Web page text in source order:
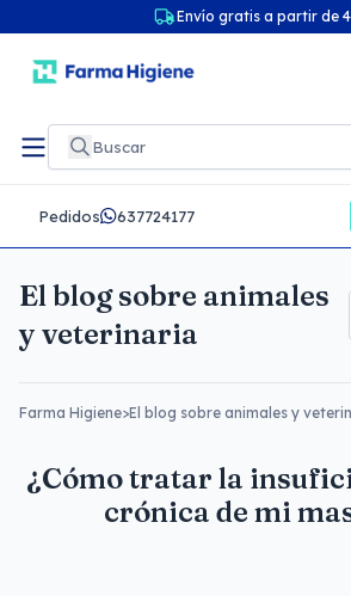
Envío gratis a partir de
Pedidos 637724177
El blog sobre animales
y veterinaria
Farma Higiene>El blog sobre animales y
¿Cómo tratar la
crónica de mi